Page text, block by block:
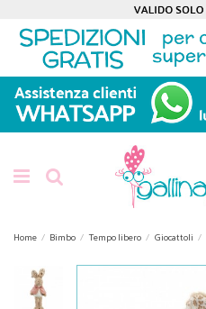
Home Bimbo Tempo libero Giocattoli